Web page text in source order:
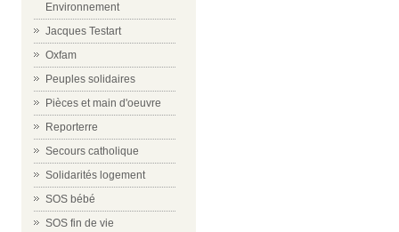
Environnement
Jacques Testart
Oxfam
Peuples solidaires
Pièces et main d'oeuvre
Reporterre
Secours catholique
Solidarités logement
SOS bébé
SOS fin de vie